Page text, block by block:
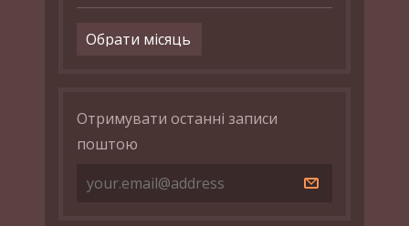
Архіви
Отримувати останні записи
поштою